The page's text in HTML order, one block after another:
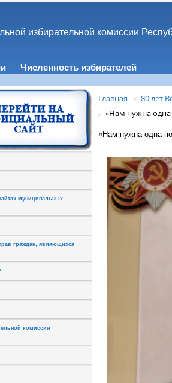
избирательной комиссии
Численность избирателей
муниципальных
граждан, являющихся
комиссии
Главная
80 лет
«Нам нужна одна
«Нам нужна одна